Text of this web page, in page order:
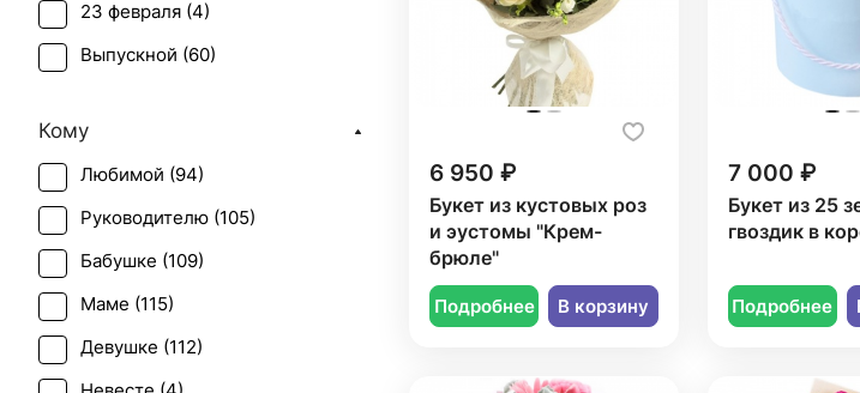
6 950 ₽
Букет из кустовых роз
и эустомы "Крем-
брюле"
Подробнее В корзину
7 000 ₽
Букет из 25
гвоздик в
Подробнее
Маттиола (2 )
Нигелла (1)
23 февраля (4)
Выпускной (60)
День учителя (
Пасха (9)
Первое свидание (108
Последний звонок (
Рождение ребенка (
Рождество (13
Кому
Любимой (94)
Руководителю (105)
Бабушке (109)
Маме (115)
Девушке (112)